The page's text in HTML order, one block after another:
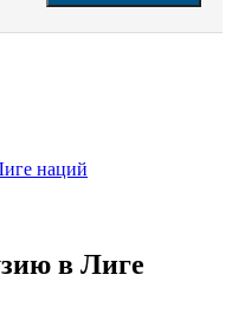
наций
в Лиге